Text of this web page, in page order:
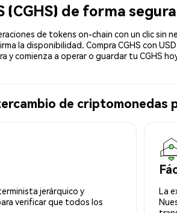
(CGHS) de forma segura
de tokens on-chain con un clic sin
la disponibilidad. Compra CGHS con
y comienza a operar o guardar tu CGHS
de criptomonedas
jerárquico y
verificar que todos los
La